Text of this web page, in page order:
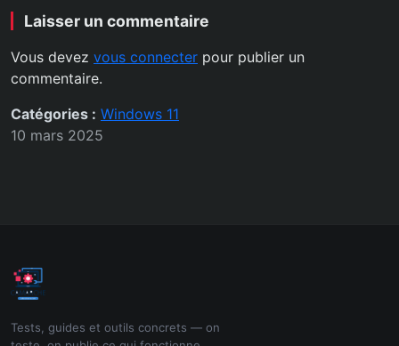
Laisser un commentaire
Vous devez vous connecter pour publier un
commentaire.
Catégories : Windows 11
10 mars 2025
Tests, guides et outils concrets — on